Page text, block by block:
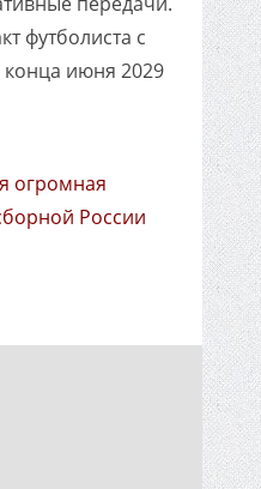
футболиста с
конца июня 2029
огромная
России